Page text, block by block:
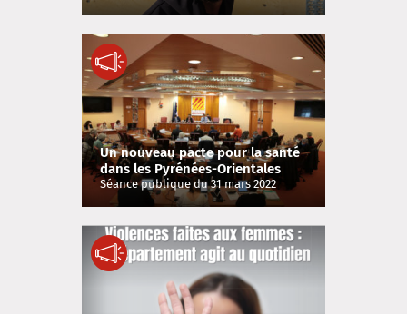
Un nouveau pacte pour la santé
dans les Pyrénées-Orientales
Séance publique du 31 mars 2022